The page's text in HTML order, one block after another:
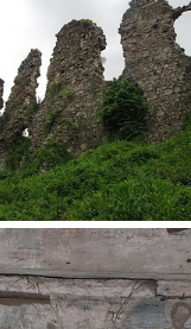
30 Май 2015